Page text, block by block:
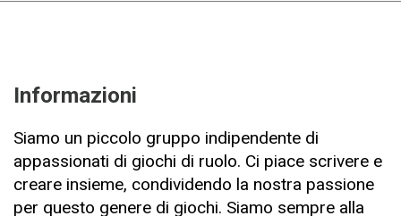
Informazioni
Siamo un piccolo gruppo indipendente di
appassionati di giochi di ruolo. Ci piace scrivere e
creare insieme, condividendo la nostra passione
per questo genere di giochi. Siamo sempre alla